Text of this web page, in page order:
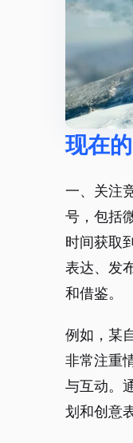
现在
一、关注
号，包括
时间获取
表达、发
和借鉴。
例如，某
非常注重
与互动。
划和创意